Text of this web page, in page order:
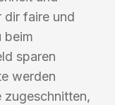
dir faire und
beim
sparen
werden
zugeschnitten,